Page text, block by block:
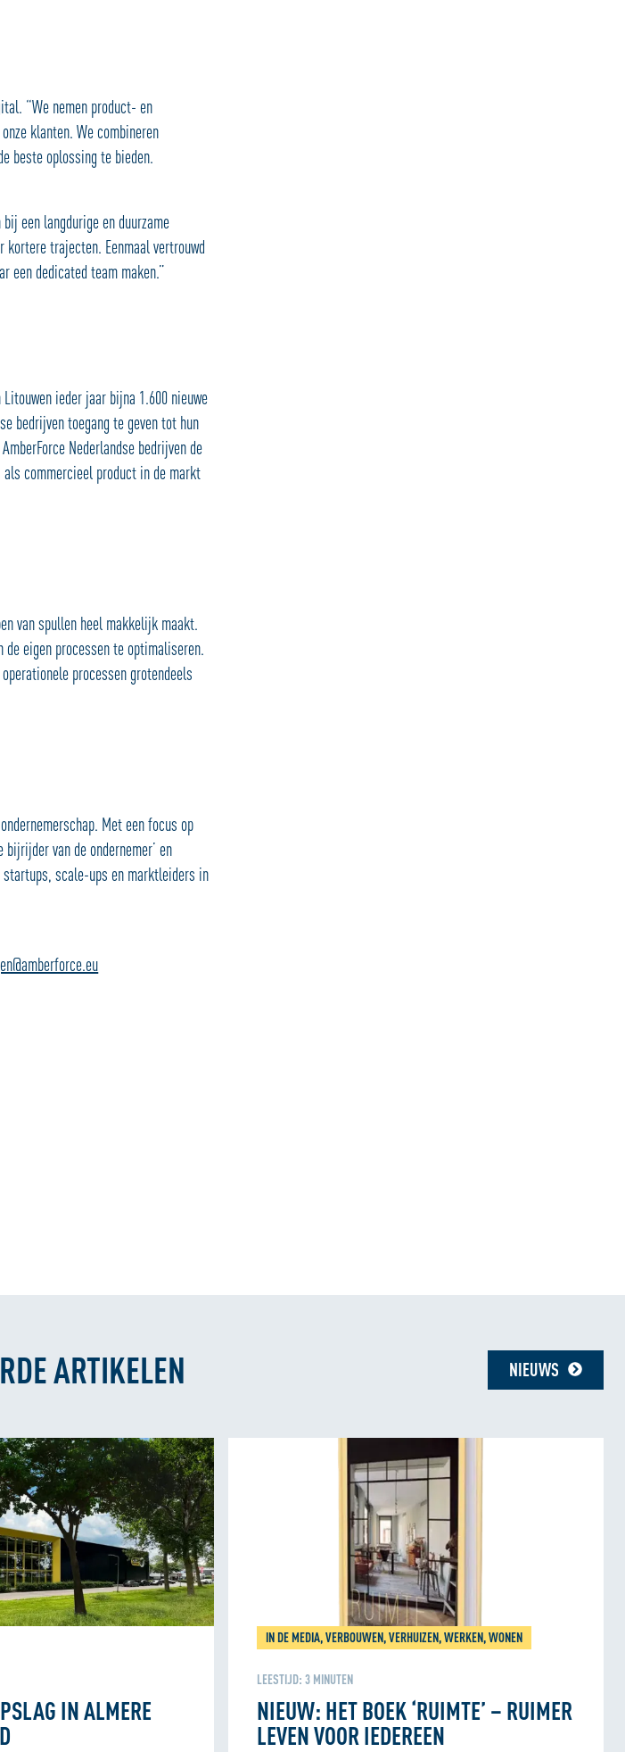
“We nemen product- en
klanten. We combineren
beste oplossing te bieden.
een langdurige en duurzame
trajecten. Eenmaal vertrouwd
een dedicated team maken.”
ieder jaar bijna 1.600 nieuwe
bedrijven toegang te geven tot hun
Nederlandse bedrijven de
commercieel product in de markt
van spullen heel makkelijk maakt.
eigen processen te optimaliseren.
processen grotendeels
Met een focus op
van de ondernemer’ en
startups, scale-ups en marktleiders in
ARTIKELEN NIEUWS
IN ALMERE
IN DE MEDIA, VERBOUWEN, VERHUIZEN, WERKEN, WONEN
LEESTIJD: 3 MINUTEN
NIEUW: HET BOEK ‘RUIMTE’ – RUIMER
LEVEN VOOR IEDEREEN